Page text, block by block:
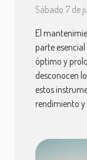
Sábado 7 de
El
parte
óptimo y
desconocen
estos
rendimiento y